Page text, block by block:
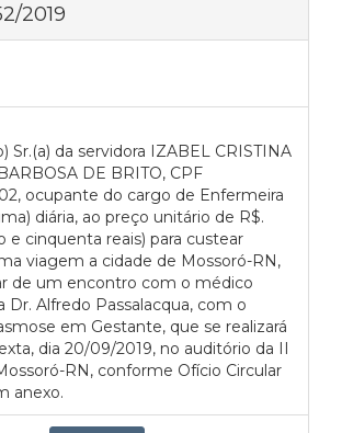
2019
Sr.(a) da servidora IZABEL CRISTINA
DE BRITO, CPF
ocupante do cargo de Enfermeira
diária, ao preço unitário de R$.
e cinquenta reais) para custear
viagem a cidade de Mossoró-RN,
de um encontro com o médico
Dr. Alfredo Passalacqua, com o
em Gestante, que se realizará
dia 20/09/2019, no auditório da II
RN, conforme Ofício Circular
anexo.